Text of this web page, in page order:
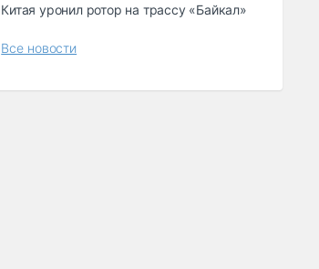
Китая уронил ротор на трассу «Байкал»
Все новости